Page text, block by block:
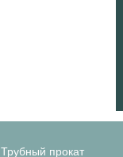
Трубный прокат